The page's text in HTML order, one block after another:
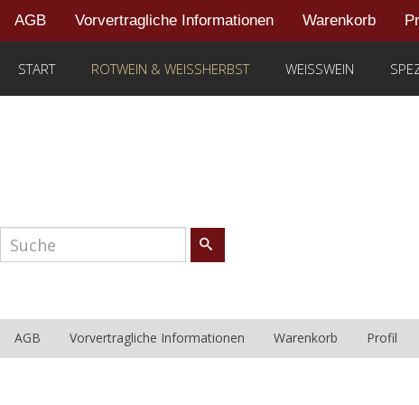
AGB Vorvertragliche Informationen Warenkorb
START ROTWEIN & WEISSHERBST WEISSWEIN
Suche im Shop
AGB Vorvertragliche Informationen Warenkorb Profil